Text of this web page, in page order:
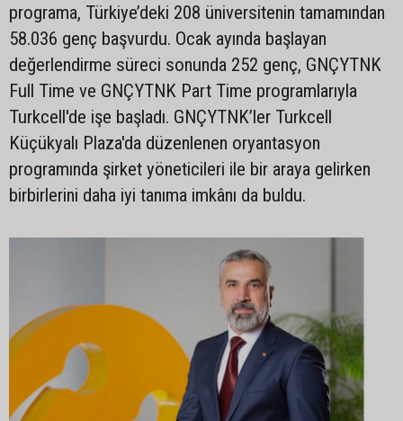
programa, Türkiye’deki 208 üniversitenin tamamından
58.036 genç başvurdu. Ocak ayında başlayan
değerlendirme süreci sonunda 252 genç, GNÇYTNK
Full Time ve GNÇYTNK Part Time programlarıyla
Turkcell'de işe başladı. GNÇYTNK’ler Turkcell
Küçükyalı Plaza'da düzenlenen oryantasyon
programında şirket yöneticileri ile bir araya gelirken
birbirlerini daha iyi tanıma imkânı da buldu.